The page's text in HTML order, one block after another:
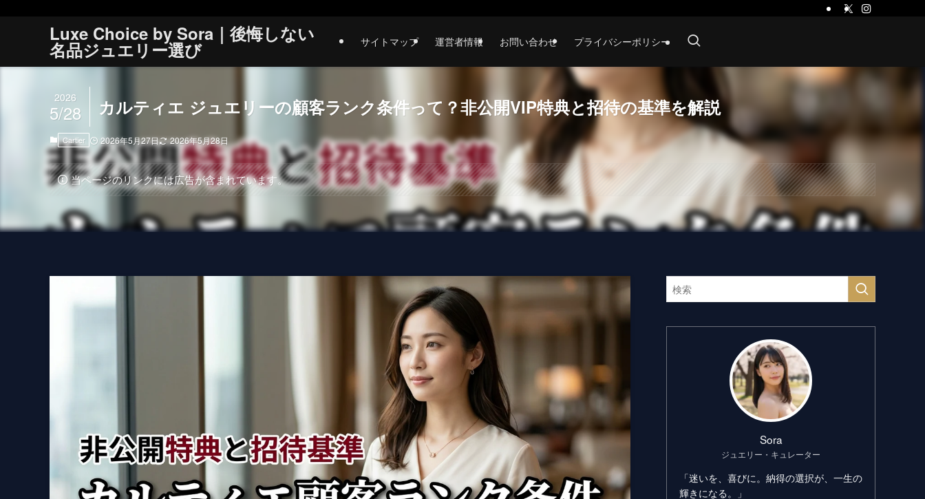
Luxe Choice by Sora｜後悔しない
名品ジュエリー選び サイトマップ 運営者情報 お問い合わせ プライバシーポリシー
カルティエ ジュエリーの顧客ランク条件って？非公開VIP特典と招待の基準を解説
2026
5/28
Cartier 2026年5月27日 2026年5月28日
当ページのリンクには広告が含まれています。
Sora
ジュエリー・キュレーター
「迷いを、喜びに。納得の選択が、一生の
輝きになる。」